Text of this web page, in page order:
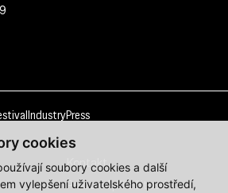
cookies
soubory cookies a další
vylepšení uživatelského prostředí,
IndustryPress
Kontakt
Pracovní příležitosti